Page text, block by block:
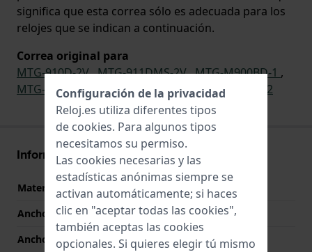
significa que esta correa sólo es adecuada para los
relojes que se indican a continuación.
Correa original para
MTG-910D-2V,MTG-911DMS-2V,MTG-M900BD-1 ,
MTG-M900BD-2,MTG-M900BD-1G,MTG-911D-2
Información Correa
Material correa
Acero inoxidable
Ancho de correa
24 mm
Ancho de las asas
14 mm
Configuración de la privacidad
Reloj.es utiliza diferentes tipos
de cookies. Para algunos tipos
necesitamos su permiso.
Las cookies necesarias y las
estadísticas anónimas siempre se
activan automáticamente; si haces
clic en "aceptar todas las cookies",
también aceptas las cookies
opcionales. Si quieres elegir tú mismo